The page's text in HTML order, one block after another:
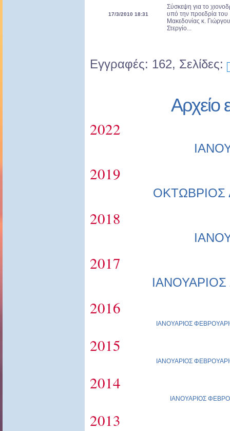
17/3/2010 18:31
Σύσκεψη για το
υπό την προεδρία του
Μακεδονίας κ.
Στεργίο...
Εγγραφές: 162, Σελίδες:
Αρχείο
2022
2019
ΟΚΤΩΒΡΙΟΣ
2018
2017
ΙΑΝΟΥΑΡΙΟΣ
2016
ΙΑΝΟΥΑΡΙΟΣ
2015
ΙΑΝΟΥΑΡΙΟΣ
2014
ΙΑΝΟΥΑΡΙΟΣ
2013